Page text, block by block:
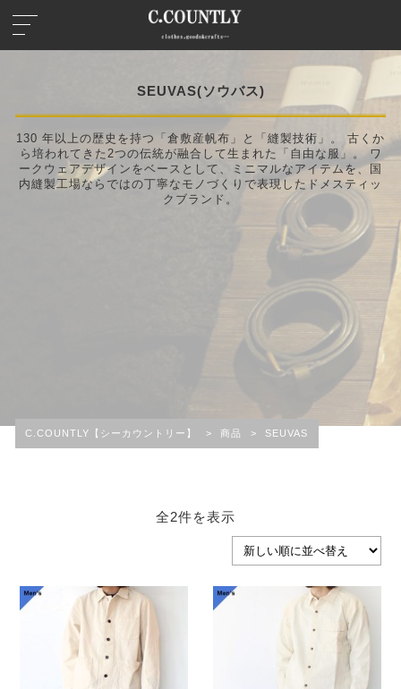
SEUVAS(ソウバス)
130 年以上の歴史を持つ「倉敷産帆布」と「縫製技術」。 古くか
ら培われてきた2つの伝統が融合して生まれた「自由な服」。 ワ
ークウェアデザインをベースとして、ミニマルなアイテムを、国
内縫製工場ならではの丁寧なモノづくりで表現したドメスティッ
クブランド。
C.COUNTLY【シーカウントリー】 > 商品 > SEUVAS
全2件を表示新
し
い
順